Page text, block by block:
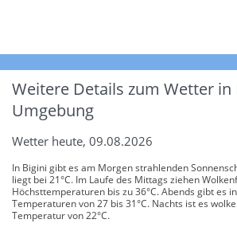
Weitere Details zum Wetter in
Umgebung
Wetter heute, 09.08.2026
In Bigini gibt es am Morgen strahlenden
liegt bei 21°C. Im Laufe des Mittags ziehen
Höchsttemperaturen bis zu 36°C. Abends gibt es
Temperaturen von 27 bis 31°C. Nachts ist es
Temperatur von 22°C.